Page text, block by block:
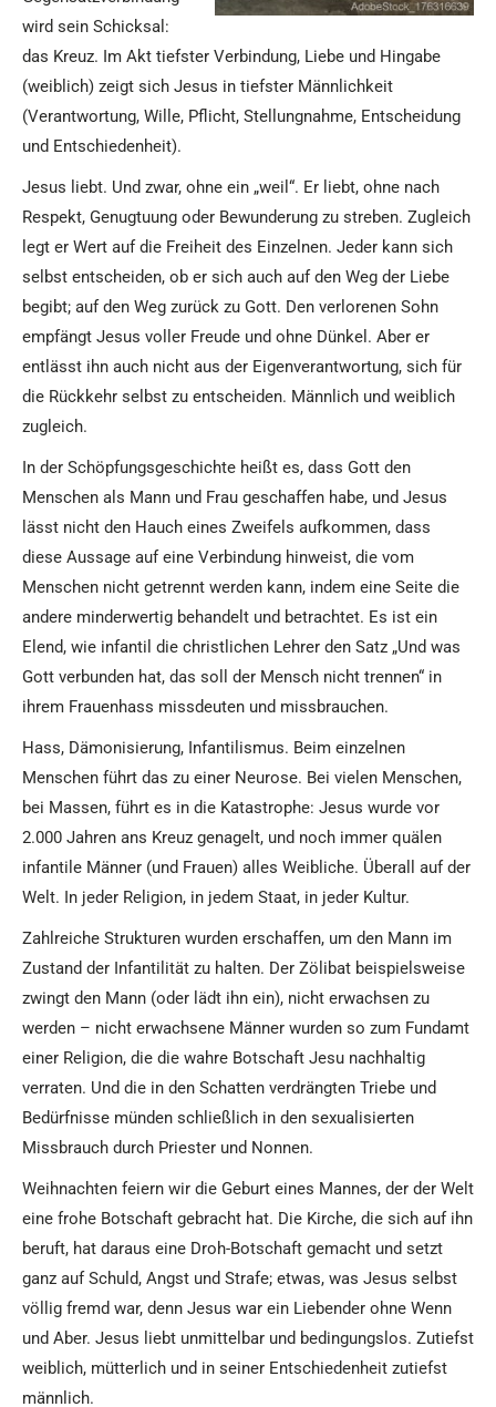
wird sein Schicksal:
das Kreuz. Im Akt tiefster Verbindung, Liebe und Hingabe
(weiblich) zeigt sich Jesus in tiefster Männlichkeit
(Verantwortung, Wille, Pflicht, Stellungnahme, Entscheidung
und Entschiedenheit).
Jesus liebt. Und zwar, ohne ein „weil“. Er liebt, ohne nach
Respekt, Genugtuung oder Bewunderung zu streben. Zugleich
legt er Wert auf die Freiheit des Einzelnen. Jeder kann sich
selbst entscheiden, ob er sich auch auf den Weg der Liebe
begibt; auf den Weg zurück zu Gott. Den verlorenen Sohn
empfängt Jesus voller Freude und ohne Dünkel. Aber er
entlässt ihn auch nicht aus der Eigenverantwortung, sich für
die Rückkehr selbst zu entscheiden. Männlich und weiblich
zugleich.
In der Schöpfungsgeschichte heißt es, dass Gott den
Menschen als Mann und Frau geschaffen habe, und Jesus
lässt nicht den Hauch eines Zweifels aufkommen, dass
diese Aussage auf eine Verbindung hinweist, die vom
Menschen nicht getrennt werden kann, indem eine Seite die
andere minderwertig behandelt und betrachtet. Es ist ein
Elend, wie infantil die christlichen Lehrer den Satz „Und was
Gott verbunden hat, das soll der Mensch nicht trennen“ in
ihrem Frauenhass missdeuten und missbrauchen.
Hass, Dämonisierung, Infantilismus. Beim einzelnen
Menschen führt das zu einer Neurose. Bei vielen Menschen,
bei Massen, führt es in die Katastrophe: Jesus wurde vor
2.000 Jahren ans Kreuz genagelt, und noch immer quälen
infantile Männer (und Frauen) alles Weibliche. Überall auf der
Welt. In jeder Religion, in jedem Staat, in jeder Kultur.
Zahlreiche Strukturen wurden erschaffen, um den Mann im
Zustand der Infantilität zu halten. Der Zölibat beispielsweise
zwingt den Mann (oder lädt ihn ein), nicht erwachsen zu
werden – nicht erwachsene Männer wurden so zum Fundamt
einer Religion, die die wahre Botschaft Jesu nachhaltig
verraten. Und die in den Schatten verdrängten Triebe und
Bedürfnisse münden schließlich in den sexualisierten
Missbrauch durch Priester und Nonnen.
Weihnachten feiern wir die Geburt eines Mannes, der der Welt
eine frohe Botschaft gebracht hat. Die Kirche, die sich auf ihn
beruft, hat daraus eine Droh-Botschaft gemacht und setzt
ganz auf Schuld, Angst und Strafe; etwas, was Jesus selbst
völlig fremd war, denn Jesus war ein Liebender ohne Wenn
und Aber. Jesus liebt unmittelbar und bedingungslos. Zutiefst
weiblich, mütterlich und in seiner Entschiedenheit zutiefst
männlich.